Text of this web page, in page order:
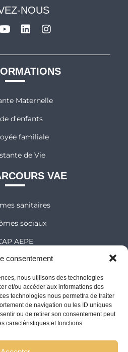
consentement
nous utilisons des technologies
et/ou accéder aux informations des
technologies nous permettra de traiter
de navigation ou les ID uniques
ou de retirer son consentement peut
caractéristiques et fonctions.
NOUS
Maternelle
d'enfants
familiale
de Vie
VAE
sanitaires
sociaux
AEPE
ÉDITIONS
pour réussir
des Apprentis Sages